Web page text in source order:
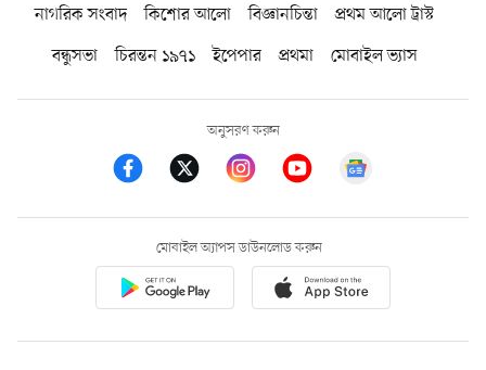
নাগরিক সংবাদ কিশোর আলো বিজ্ঞানচিন্তা
প্রথম আলো ট্রাস্ট
বন্ধুসভা
চিরন্তন ১৯৭১ ইপেপার প্রথমা মোবাইল ভ্যাস
অনুসরণ করুন
মোবাইল অ্যাপস ডাউনলোড করুন